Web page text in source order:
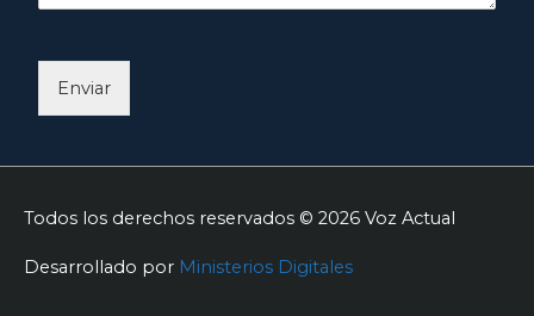
Enviar
Todos los derechos reservados © 2026 Voz Actual
Desarrollado por Ministerios Digitales